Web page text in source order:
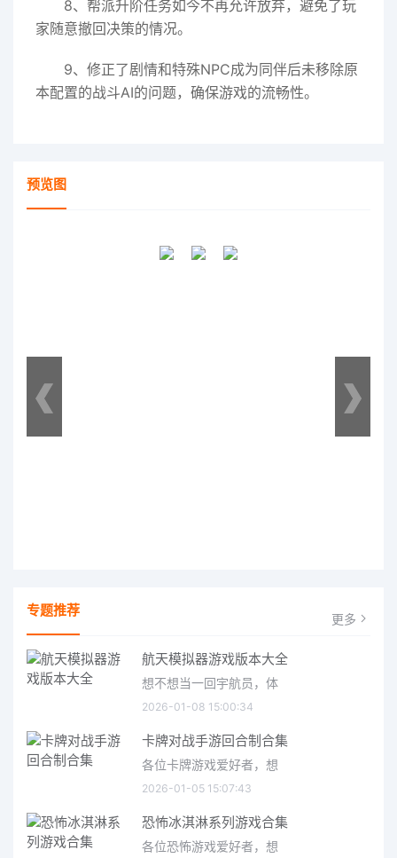
8、帮派升阶任务如今不再允许放弃，避免了玩
家随意撤回决策的情况。
9、修正了剧情和特殊NPC成为同伴后未移除原
本配置的战斗AI的问题，确保游戏的流畅性。
预览图
专题推荐 更多
航天模拟器游戏版本大全
想不想当一回宇航员，体
2026-01-08 15:00:34
卡牌对战手游回合制合集
各位卡牌游戏爱好者，想
2026-01-05 15:07:43
恐怖冰淇淋系列游戏合集
各位恐怖游戏爱好者，想